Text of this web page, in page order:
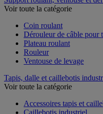
Voir toute la catégorie
Coin roulant
Dérouleur de câble pour
Plateau roulant
Rouleur
Ventouse de levage
Tapis, dalle et caillebotis
Voir toute la catégorie
Accessoires tapis et
Caillebotis industriel